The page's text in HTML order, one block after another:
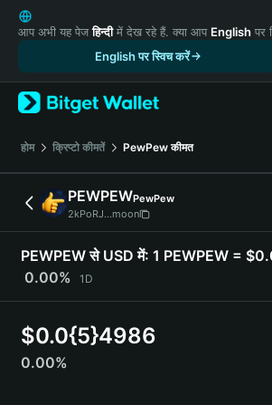
English
日本語
Русский
Español (Latinoamérica)
Türkçe
Italiano
简体中文
繁體中文
Português (Portugal)
Bahasa Indonesia
Español
आप अभी यह पेजहिन्दीमें देख रहे हैं. क्या आप English पर
English पर स्विच करें
होम क्रिप्टो कीमतें PewPew कीमत
PEWPEWPewPew
2kPoRJ...moon
PEWPEW से USD में: 1 PEWPEW =
0.00%
1D
$0.0{5}4986
0.00%